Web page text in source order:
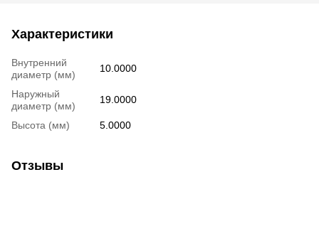
Характеристики
Внутренний
диаметр (мм)
10.0000
Наружный
диаметр (мм)
19.0000
Высота (мм) 5.0000
Отзывы